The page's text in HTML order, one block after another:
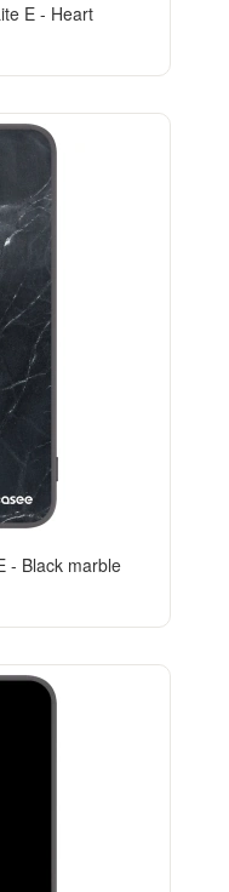
E - Heart
- Black marble